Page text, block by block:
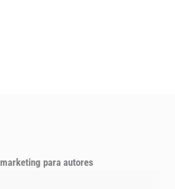
marketing para autores